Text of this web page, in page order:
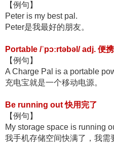
【例句】
Peter is my best pal.
Peter是我最好的朋友。
Portable /ˈpɔːrtəbəl/ adj. 便
【例句】
A Charge Pal is a portable
充电宝就是一个移动电源。
Be running out 快用完了
【例句】
My storage space is running
我手机存储空间快满了，我需